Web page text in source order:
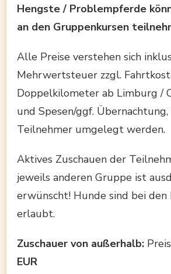
Hengste / Problempferde
an den Gruppenkursen
Alle Preise verstehen sich
Mehrwertsteuer zzgl.
Doppelkilometer ab Limburg /
und Spesen/ggf.
Teilnehmer umgelegt werden.
Aktives Zuschauen der
jeweils anderen Gruppe ist
erwünscht! Hunde sind bei den
erlaubt.
Zuschauer von außerhalb:
EUR